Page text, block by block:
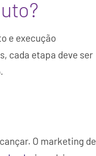
e execução
cada etapa deve ser
O marketing de